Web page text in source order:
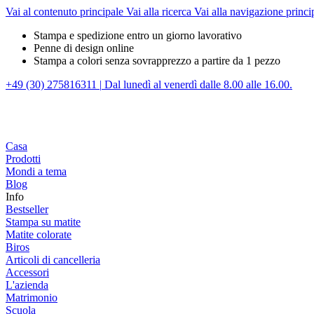
Vai al contenuto principale Vai alla ricerca Vai alla navigazione
Stampa e spedizione entro un giorno lavorativo
Penne di design online
Stampa a colori senza sovrapprezzo a partire da 1 pezzo
+49 (30) 275816311 | Dal lunedì al venerdì dalle 8.00 alle 16.00.
Casa
Prodotti
Mondi a tema
Blog
Info
Bestseller
Stampa su matite
Matite colorate
Biros
Articoli di cancelleria
Accessori
L'azienda
Matrimonio
Scuola